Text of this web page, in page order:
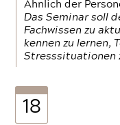
Ähnlich der
Das Seminar soll
Fachwissen zu
kennen zu lernen,
Stresssituationen
18